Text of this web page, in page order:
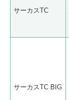
サーカスTC
サーカスTC BIG